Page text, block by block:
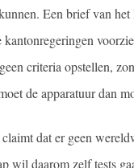
Een brief van
kantonregeringen
criteria opstellen,
de apparatuur dan
dat er geen
wil daarom zelf tests